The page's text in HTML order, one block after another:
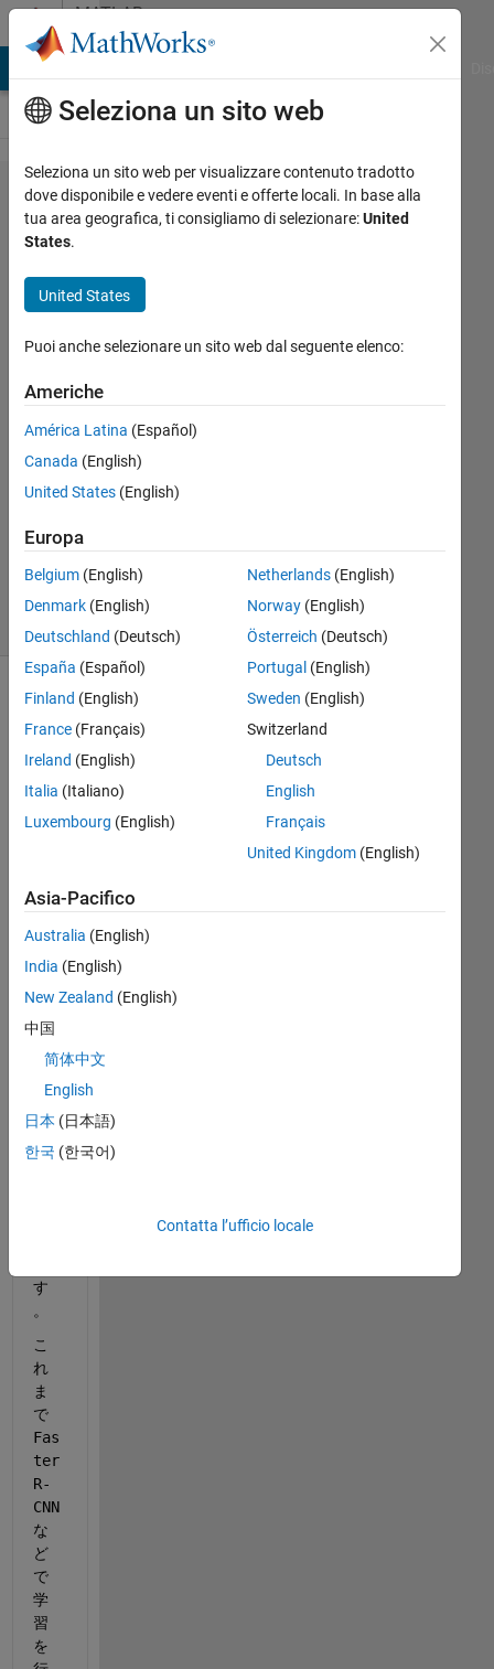
Vai al contenutoMATLAB
Answers
カス
タム
ルー
関し
て
HY
2021
0
Risposte
1
Visualizzazione
(30 giorni)
に
ち
。
械
学
行
っ
す
。
こ
れ
ま
で
Fas
ter
R-
CNN
な
ど
で
学
習
を
Seleziona un sito web
Seleziona un sito web per visualizzare contenuto tradotto
dove disponibile e vedere eventi e offerte locali. In base alla
tua area geografica, ti consigliamo di selezionare:United
States.
United States
Puoi anche selezionare un sito web dal seguente elenco:
Americhe
América Latina (Español)
Canada (English)
United States (English)
Europa
Belgium (English)
Denmark (English)
Deutschland (Deutsch)
España (Español)
Finland (English)
France (Français)
Ireland (English)
Italia (Italiano)
Luxembourg (English)
Netherlands(English)
Norway(English)
Österreich (Deutsch)
Portugal (English)
Sweden (English)
Switzerland
Deutsch
English
Français
United Kingdom(English)
Asia-Pacifico
Australia (English)
India (English)
New Zealand (English)
中国
简体中文
English
日本 (日本語)
한국 (한국어)
Contatta l’ufficio locale